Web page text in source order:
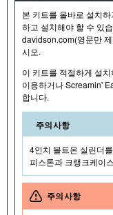
본 키트를 올바로 설치
하고 설치해야 할 수 있
davidson.com(영문만
시오.
이 키트를 적절하게 설
이용하거나 Screamin'
합니다.
주의사항
4인치 볼트온 실린더
피스톤과 크랭크케이
주의사항